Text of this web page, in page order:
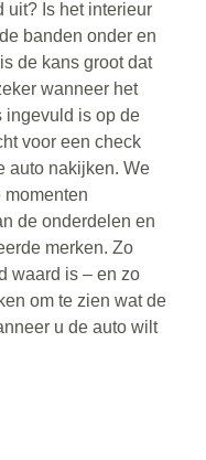
uit? Is het interieur
banden onder en
de kans groot dat
wanneer het
ingevuld is op de
voor een check
auto nakijken. We
momenten
de onderdelen en
merken. Zo
waard is – en zo
om te zien wat de
u de auto wilt